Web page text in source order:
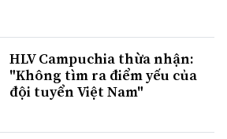
HLV Campuchia thừa nhận:
"Không tìm ra điểm yếu của
đội tuyển Việt Nam"